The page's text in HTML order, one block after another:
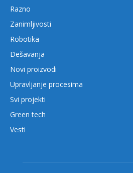
Razno
Zanimljivosti
Robotika
Dešavanja
Novi proizvodi
Upravljanje procesima
Svi projekti
Green tech
Vesti